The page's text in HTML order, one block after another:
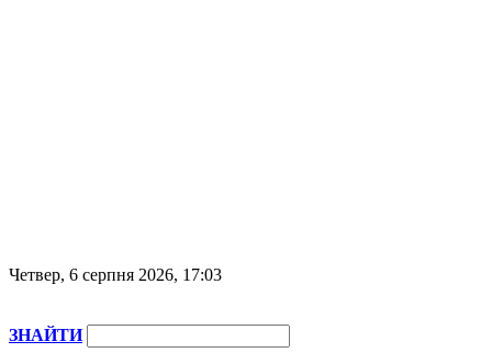
Четвер, 6 серпня 2026, 17:03
ЗНАЙТИ